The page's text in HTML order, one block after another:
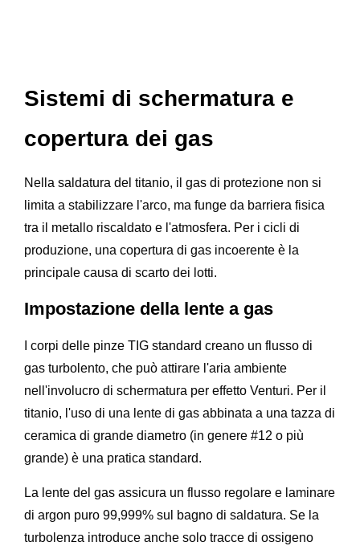
Sistemi di schermatura e
copertura dei gas
Nella saldatura del titanio, il gas di protezione non si
limita a stabilizzare l'arco, ma funge da barriera fisica
tra il metallo riscaldato e l'atmosfera. Per i cicli di
produzione, una copertura di gas incoerente è la
principale causa di scarto dei lotti.
Impostazione della lente a gas
I corpi delle pinze TIG standard creano un flusso di
gas turbolento, che può attirare l'aria ambiente
nell'involucro di schermatura per effetto Venturi. Per il
titanio, l'uso di una lente di gas abbinata a una tazza di
ceramica di grande diametro (in genere #12 o più
grande) è una pratica standard.
La lente del gas assicura un flusso regolare e laminare
di argon puro 99,999% sul bagno di saldatura. Se la
turbolenza introduce anche solo tracce di ossigeno